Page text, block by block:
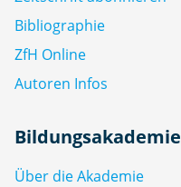
Bibliographie
ZfH Online
Autoren Infos
Bildungsakademie
Über die Akademie